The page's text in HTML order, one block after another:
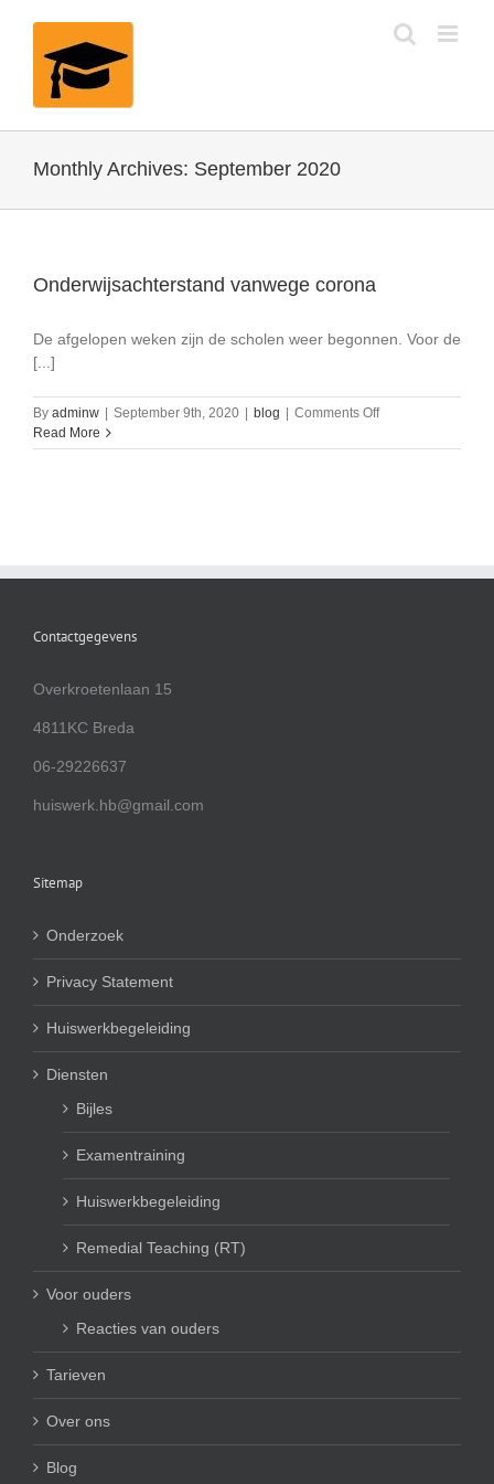
content
Monthly Archives: September 2020
Onderwijsachterstand vanwege corona
De afgelopen weken zijn de scholen weer begonnen. Voor de
[...]
By adminw September 9th, 2020 blog Comments Offon
vanwege
Read More
Contactgegevens
Overkroetenlaan 15
4811KC Breda
06-29226637
huiswerk.hb@gmail.com
Sitemap
Onderzoek
Privacy Statement
Huiswerkbegeleiding
Diensten
Bijles
Examentraining
Huiswerkbegeleiding
Remedial Teaching (RT)
Voor ouders
Reacties van ouders
Tarieven
Over ons
Blog